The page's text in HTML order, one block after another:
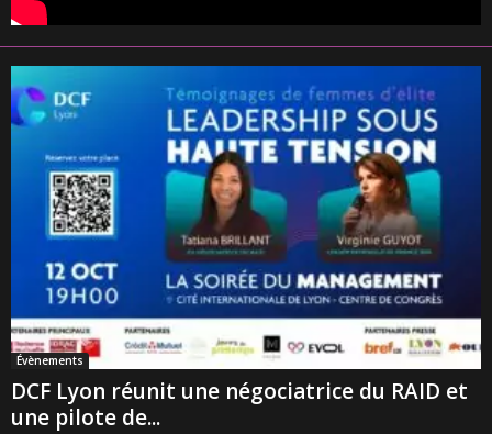
Évènements
DCF Lyon réunit une négociatrice du RAID et
une pilote de...